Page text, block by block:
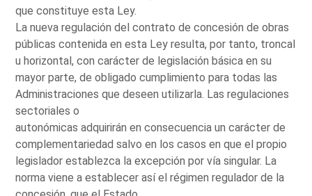
que constituye esta Ley.
La nueva regulación del contrato de concesión de obras
públicas contenida en esta Ley resulta, por tanto, troncal
u horizontal, con carácter de legislación básica en su
mayor parte, de obligado cumplimiento para todas las
Administraciones que deseen utilizarla. Las regulaciones
sectoriales o
autonómicas adquirirán en consecuencia un carácter de
complementariedad salvo en los casos en que el propio
legislador establezca la excepción por vía singular. La
norma viene a establecer así el régimen regulador de la